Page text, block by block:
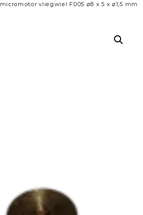
micromotor vliegwiel F005 ø8 x 5 x ø1,5 mm